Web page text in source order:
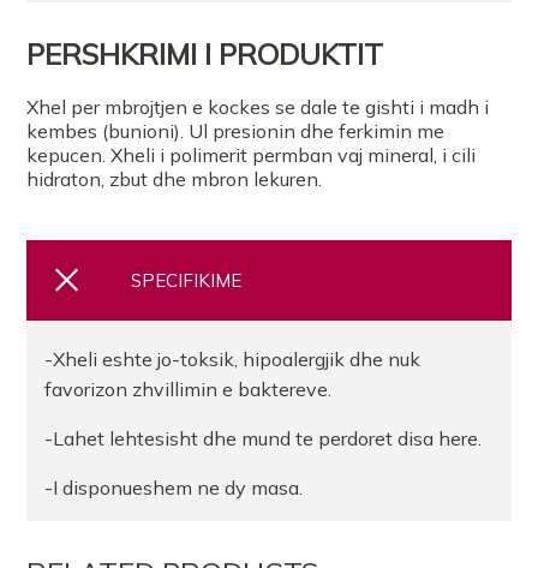
PERSHKRIMI I PRODUKTIT
Xhel per mbrojtjen e kockes se dale te gishti i madh i
kembes (bunioni). Ul presionin dhe ferkimin me
kepucen. Xheli i polimerit permban vaj mineral, i cili
hidraton, zbut dhe mbron lekuren.
SPECIFIKIME
-Xheli eshte jo-toksik, hipoalergjik dhe nuk
favorizon zhvillimin e baktereve.
-Lahet lehtesisht dhe mund te perdoret disa here.
-I disponueshem ne dy masa.